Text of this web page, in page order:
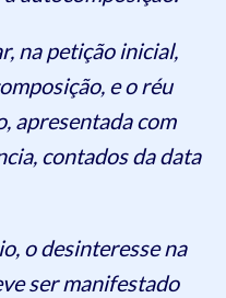
na petição inicial,
e o réu
apresentada com
contados da data
o desinteresse na
ser manifestado